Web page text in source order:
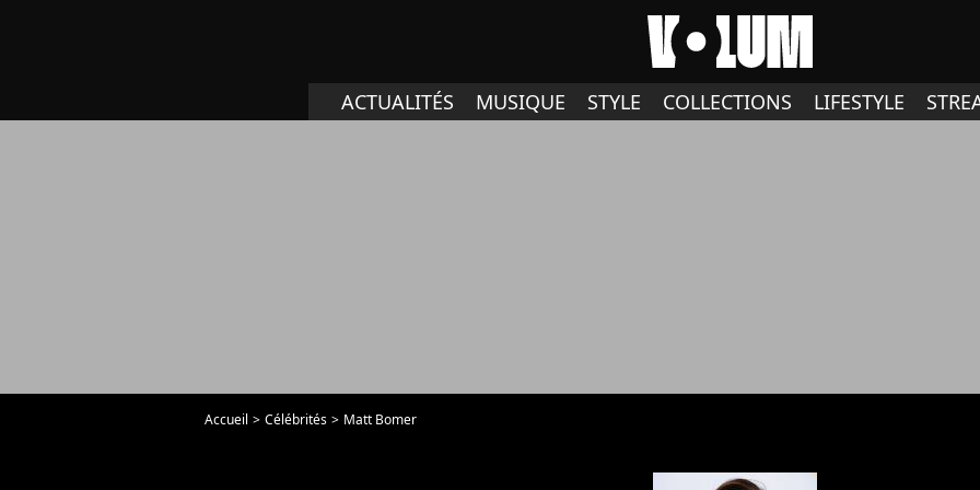
ACTUALITÉS MUSIQUE STYLE COLLECTIONS LIFESTYLE
Accueil Célébrités Matt Bomer